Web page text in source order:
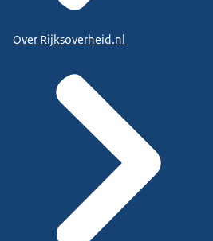
Over Rijksoverheid.nl